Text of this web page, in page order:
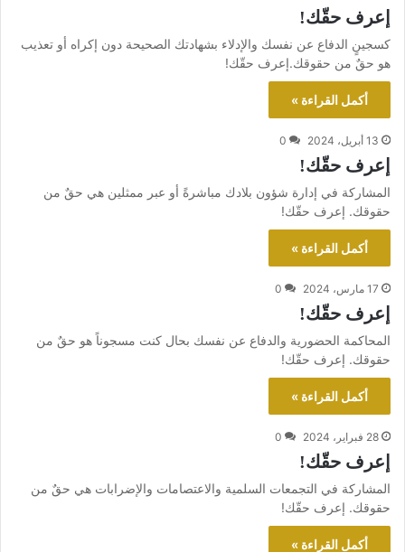
إعرف حقّك!
كسجينٍ الدفاع عن نفسك والإدلاء بشهادتك الصحيحة دون إكراه أو تعذيب
هو حقٌ من حقوقك.إعرف حقّك!
أكمل القراءة »
13 أبريل، 2024 0
إعرف حقّك!
المشاركة في إدارة شؤون بلادك مباشرةً أو عبر ممثلين هي حقٌ من
حقوقك. إعرف حقّك!
أكمل القراءة »
17 مارس، 2024 0
إعرف حقّك!
المحاكمة الحضورية والدفاع عن نفسك بحال كنت مسجوناً هو حقٌ من
حقوقك. إعرف حقّك!
أكمل القراءة »
28 فبراير، 2024 0
إعرف حقّك!
المشاركة في التجمعات السلمية والاعتصامات والإضرابات هي حقٌ من
حقوقك. إعرف حقّك!
أكمل القراءة »